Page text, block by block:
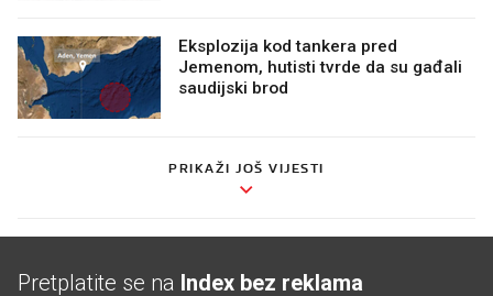
Eksplozija kod tankera pred
Jemenom, hutisti tvrde da su gađali
saudijski brod
PRIKAŽI JOŠ VIJESTI
Pretplatite se na Index bez reklama